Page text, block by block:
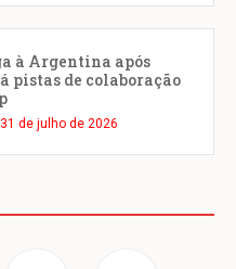
à Argentina após
pistas de colaboração
31 de julho de 2026